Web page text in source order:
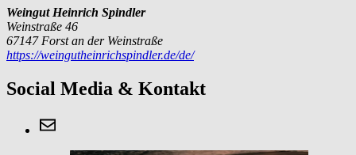
Weingut Heinrich Spindler
Weinstraße 46
67147 Forst an der Weinstraße
https://weingutheinrichspindler.de/de/
Social Media & Kontakt